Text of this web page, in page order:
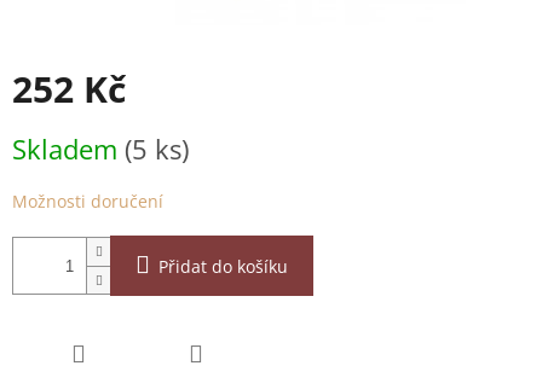
252 Kč
cena:
Skladem (5 ks)
Možnosti doručení
Přidat do košíku